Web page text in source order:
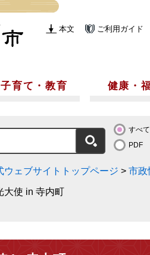
本文 ご利用ガイド
子育て・教育 健康・
すべて
PDF
ウェブサイトトップページ > 市政
大使 in 寺内町